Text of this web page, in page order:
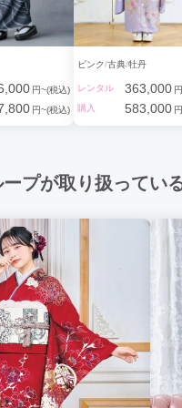
円~(税込)
円~(税込)
ピンク 古典 牡丹
レンタル 363,000
購入
583,000
ープが取り扱ってい